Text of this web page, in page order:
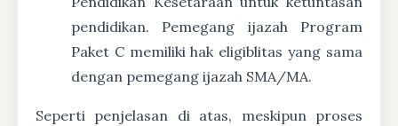
pendidikan. Pemegang ijazah Program
Paket C memiliki hak eligiblitas yang sama
dengan pemegang ijazah SMA/MA.
Seperti penjelasan di atas, meskipun proses